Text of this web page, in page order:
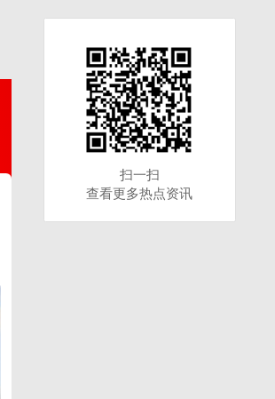
扫一扫
查看更多热点资讯
扫一扫
查看更多热点资讯